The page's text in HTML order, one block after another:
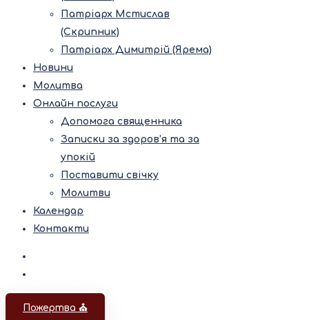
Патріарх Мстислав
(Скрипник)
Патріарх Димитрій (Ярема)
Новини
Молитва
Онлайн послуги
Допомога священника
Записки за здоров’я та за
упокій
Поставити свічку
Молитви
Календар
Контакти
Пожертва ⛪️